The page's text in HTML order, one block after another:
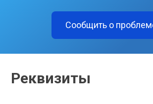
Сообщить о
Реквизиты